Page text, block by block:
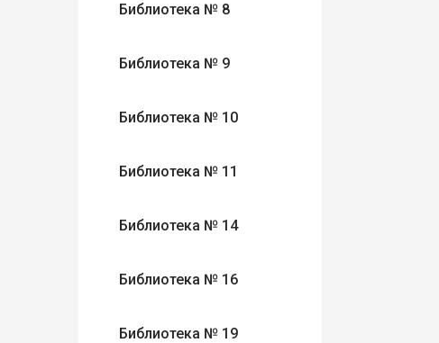
Библиотека № 8
Библиотека № 9
Библиотека № 10
Библиотека № 11
Библиотека № 14
Библиотека № 16
Библиотека № 19